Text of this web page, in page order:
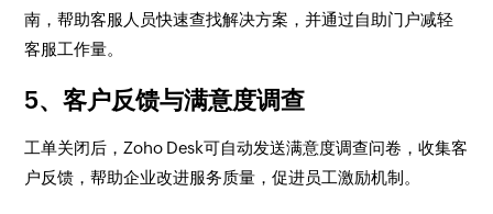
南，帮助客服人员快速查找解决方案，并通过自助门户减轻
客服工作量。
5、客户反馈与满意度调查
工单关闭后，Zoho Desk可自动发送满意度调查问卷，收集客
户反馈，帮助企业改进服务质量，促进员工激励机制。